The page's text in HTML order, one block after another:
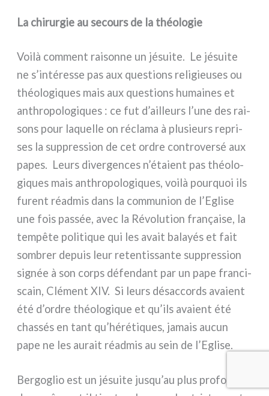
La chirurgie au secours de la théologie
Voilà com­ment rai­son­ne un jésui­te. Le jésui­te
ne s’intéresse pas aux que­stions reli­gieu­ses ou
théo­lo­gi­ques mais aux que­stions humai­nes et
anth­ro­po­lo­gi­ques : ce fut d’ailleurs l’une des rai­
sons pour laquel­le on récla­ma à plu­sieurs repri­
ses la sup­pres­sion de cet ordre con­tro­ver­sé aux
papes. Leurs diver­gen­ces n’étaient pas théo­lo­
gi­ques mais anth­ro­po­lo­gi­ques, voi­là pour­quoi ils
furent réad­mis dans la com­mu­nion de l’Eglise
une fois pas­sée, avec la Révolution fra­nçai­se, la
tem­pê­te poli­ti­que qui les avait balayés et fait
som­brer depuis leur reten­tis­san­te sup­pres­sion
signée à son corps défen­dant par un pape fran­ci­
scain, Clément XIV. Si leurs désac­cords ava­ient
été d’ordre théo­lo­gi­que et qu’ils ava­ient été
chas­sés en tant qu’hérétiques, jamais aucun
pape ne les aurait réad­mis au sein de l’Eglise.
Bergoglio est un jésui­te jusqu’au plus pro­fond